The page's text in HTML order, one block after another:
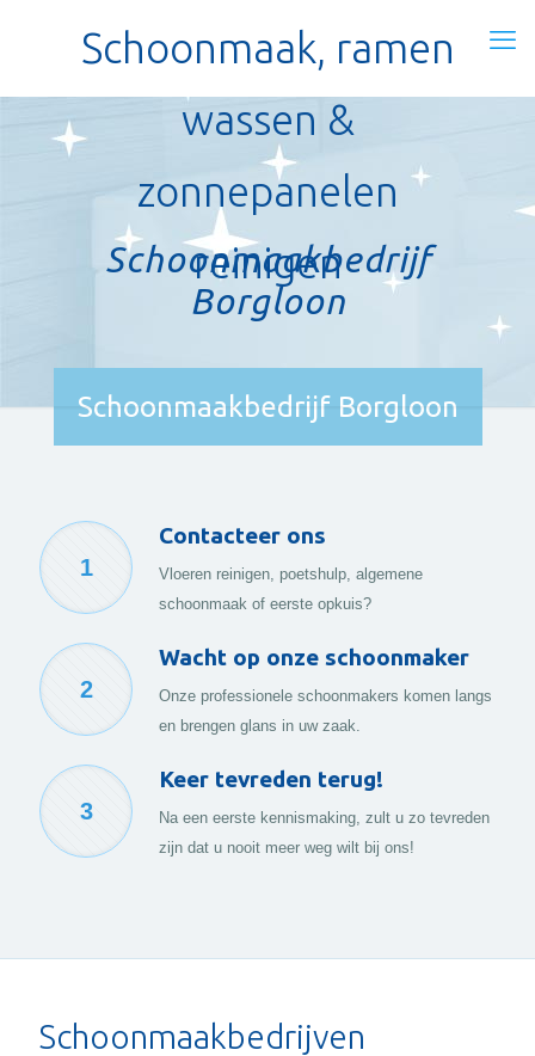
Schoonmaak, ramen
wassen &
zonnepanelen
reinigen
Schoonmaakbedrijf
Borgloon
Schoonmaakbedrijf Borgloon
1
Contacteer ons
Vloeren reinigen, poetshulp, algemene
schoonmaak of eerste opkuis?
2
Wacht op onze schoonmaker
Onze professionele schoonmakers komen langs
en brengen glans in uw zaak.
3
Keer tevreden terug!
Na een eerste kennismaking, zult u zo tevreden
zijn dat u nooit meer weg wilt bij ons!
Schoonmaakbedrijven